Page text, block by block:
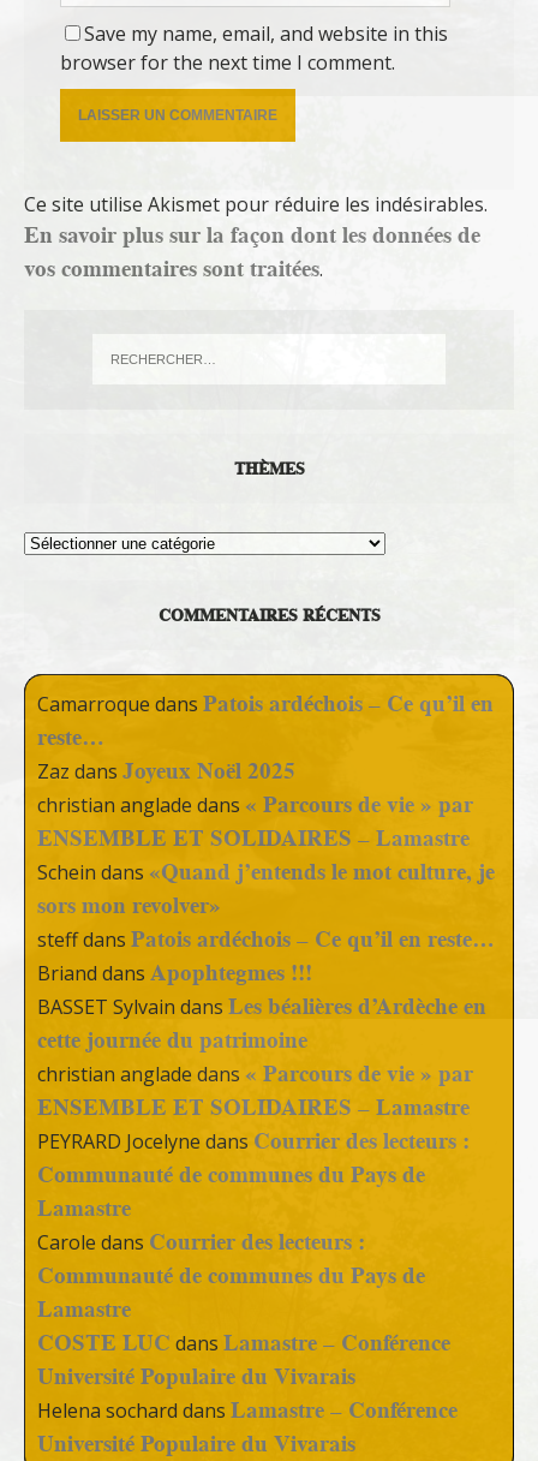
Save my name, email, and website in this
browser for the next time I comment.
Ce site utilise Akismet pour réduire les indésirables.
En savoir plus sur la façon dont les données de
vos commentaires sont traitées.
THÈMES
Thèmes
COMMENTAIRES RÉCENTS
Camarroque dans Patois ardéchois – Ce qu’il en
reste…
Zaz dans Joyeux Noël 2025
christian anglade dans « Parcours de vie » par
ENSEMBLE ET SOLIDAIRES – Lamastre
Schein dans «Quand j’entends le mot culture, je
sors mon revolver»
steffdans Patois ardéchois – Ce qu’il en reste…
Briand dans Apophtegmes !!!
BASSET Sylvain dans Les béalières d’Ardèche en
cette journée du patrimoine
christian anglade dans « Parcours de vie » par
ENSEMBLE ET SOLIDAIRES – Lamastre
PEYRARD Jocelyne dans Courrier des lecteurs :
Communauté de communes du Pays de
Lamastre
Carole dans Courrier des lecteurs :
Communauté de communes du Pays de
Lamastre
COSTE LUC dans Lamastre – Conférence
Université Populaire du Vivarais
Helena sochard dans Lamastre – Conférence
Université Populaire du Vivarais